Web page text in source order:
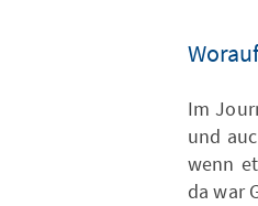
Im
und
wenn
da war